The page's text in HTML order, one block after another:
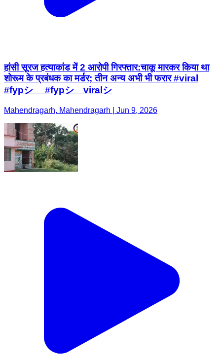
हांसी सूरज हत्याकांड में 2 आरोपी गिरफ्तार:चाकू मारकर किया था
शोरूम के प्रबंधक का मर्डर; तीन अन्य अभी भी फरार #viral
#fypシ゚ #fypシ゚viralシ
Mahendragarh, Mahendragarh | Jun 9, 2026